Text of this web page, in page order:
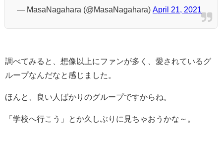
— MasaNagahara (@MasaNagahara) April 21, 2021
調べてみると、想像以上にファンが多く、愛されているグ
ループなんだなと感じました。
ほんと、良い人ばかりのグループですからね。
「学校へ行こう」とか久しぶりに見ちゃおうかな～。